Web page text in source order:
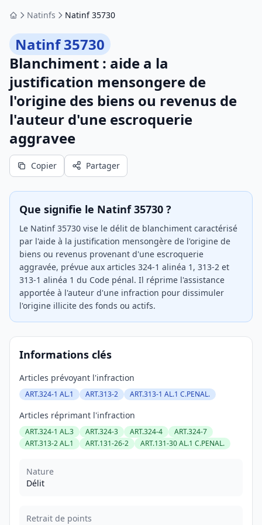
AccueilNatinfs Natinf 35730
Natinf 35730
Blanchiment : aide a la
justification mensongere de
l'origine des biens ou revenus de
l'auteur d'une escroquerie
aggravee
Copier Partager
Que signifie le Natinf 35730 ?
Le Natinf 35730 vise le délit de blanchiment caractérisé
par l'aide à la justification mensongère de l'origine de
biens ou revenus provenant d'une escroquerie
aggravée, prévue aux articles 324-1 alinéa 1, 313-2 et
313-1 alinéa 1 du Code pénal. Il réprime l'assistance
apportée à l'auteur d'une infraction pour dissimuler
l'origine illicite des fonds ou actifs.
Informations clés
Articles prévoyant l'infraction
ART.324-1 AL.1 ART.313-2 ART.313-1 AL.1 C.PENAL.
Articles réprimant l'infraction
ART.324-1 AL.3 ART.324-3 ART.324-4
ART.324-7
ART.313-2 AL.1
ART.131-26-2 ART.131-30 AL.1 C.PENAL.
Nature
Délit
Retrait de points